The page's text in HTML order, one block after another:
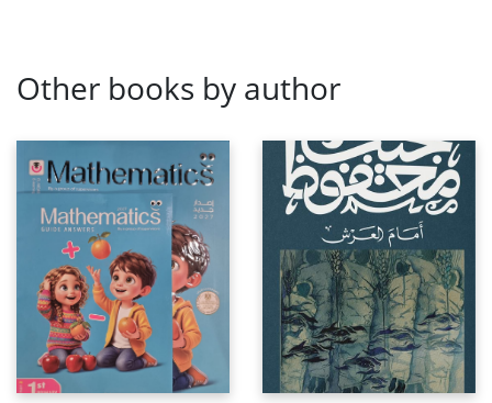
Other books by author